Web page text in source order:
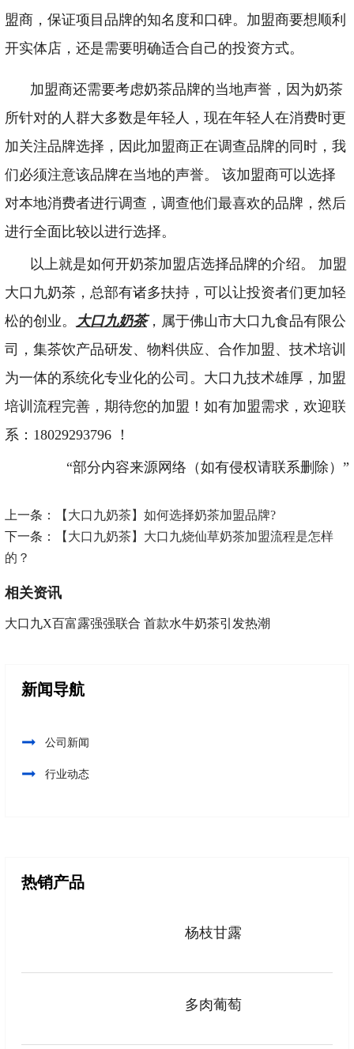
盟商，保证项目品牌的知名度和口碑。加盟商要想顺利
开实体店，还是需要明确适合自己的投资方式。
加盟商还需要考虑奶茶品牌的当地声誉，因为奶茶
所针对的人群大多数是年轻人，现在年轻人在消费时更
加关注品牌选择，因此加盟商正在调查品牌的同时，我
们必须注意该品牌在当地的声誉。 该加盟商可以选择
对本地消费者进行调查，调查他们最喜欢的品牌，然后
进行全面比较以进行选择。
以上就是如何开奶茶加盟店选择品牌的介绍。 加盟
大口九奶茶，总部有诸多扶持，可以让投资者们更加轻
松的创业。
大口九奶茶，属于佛山市大口九食品有限公
司，集茶饮产品研发、物料供应、合作加盟、技术培训
为一体的系统化专业化的公司。大口九技术雄厚，加盟
培训流程完善，期待您的加盟！如有加盟需求，欢迎联
系：18029293796 ！
“部分内容来源网络（如有侵权请联系删除）”
上一条：
【大口九奶茶】如何选择奶茶加盟品牌?
下一条：
【大口九奶茶】大口九烧仙草奶茶加盟流程是怎样
的？
相关资讯
大口九X百富露强强联合 首款水牛奶茶引发热潮
新闻导航
公司新闻
行业动态
热销产品
杨枝甘露
多肉葡萄